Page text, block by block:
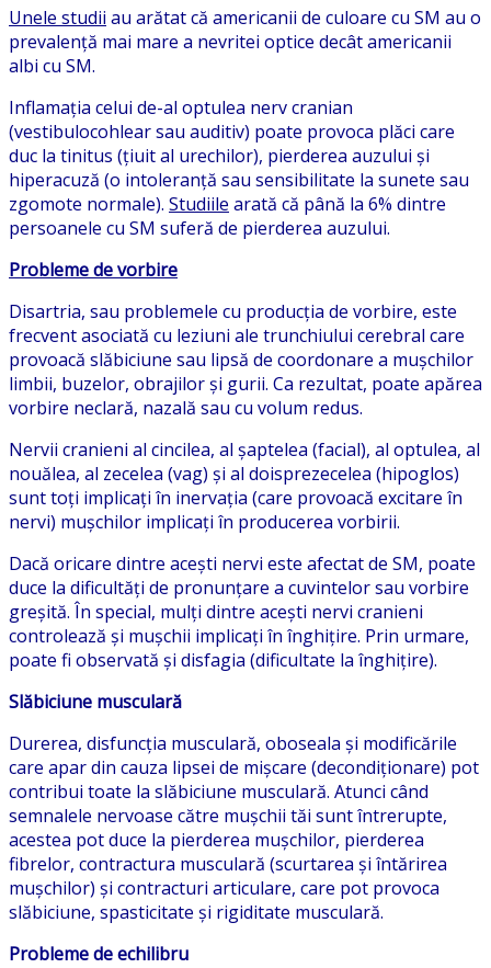
Unele studii au arătat că americanii de culoare cu SM au o
prevalență mai mare a nevritei optice decât americanii
albi cu SM.
Inflamația celui de-al optulea nerv cranian
(vestibulocohlear sau auditiv) poate provoca plăci care
duc la tinitus (țiuit al urechilor), pierderea auzului și
hiperacuză (o intoleranță sau sensibilitate la sunete sau
zgomote normale). Studiile arată că până la 6% dintre
persoanele cu SM suferă de pierderea auzului.
Probleme de vorbire
Disartria, sau problemele cu producția de vorbire, este
frecvent asociată cu leziuni ale trunchiului cerebral care
provoacă slăbiciune sau lipsă de coordonare a mușchilor
limbii, buzelor, obrajilor și gurii. Ca rezultat, poate apărea
vorbire neclară, nazală sau cu volum redus.
Nervii cranieni al cincilea, al șaptelea (facial), al optulea, al
nouălea, al zecelea (vag) și al doisprezecelea (hipoglos)
sunt toți implicați în inervația (care provoacă excitare în
nervi) mușchilor implicați în producerea vorbirii.
Dacă oricare dintre acești nervi este afectat de SM, poate
duce la dificultăți de pronunțare a cuvintelor sau vorbire
greșită. În special, mulți dintre acești nervi cranieni
controlează și mușchii implicați în înghițire. Prin urmare,
poate fi observată și disfagia (dificultate la înghițire).
Slăbiciune musculară
Durerea, disfuncția musculară, oboseala și modificările
care apar din cauza lipsei de mișcare (decondiționare) pot
contribui toate la slăbiciune musculară. Atunci când
semnalele nervoase către mușchii tăi sunt întrerupte,
acestea pot duce la pierderea mușchilor, pierderea
fibrelor, contractura musculară (scurtarea și întărirea
mușchilor) și contracturi articulare, care pot provoca
slăbiciune, spasticitate și rigiditate musculară.
Probleme de echilibru